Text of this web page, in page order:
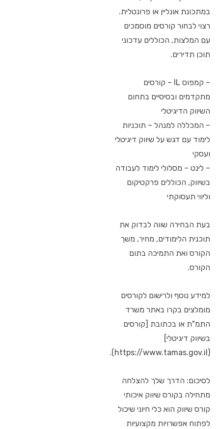
במתכונת אונליין או פרונטלית.
רצוי לבחור קורסים מוסמכים
עם המלצות, הכוללים עדכוני
תוכן תדירים.
– קמפוס IL – קורסים
מתקדמים ובסיסיים בתחום
השיווק הדיגיטלי
– המכללה למנהל – תוכניות
לימוד עם דגש על שיווק דיגיטלי
ועסקי
– לינט – מסלולי לימוד לעבודה
בשיווק, הכוללים פרקטיקום
וליווי תעסוקתי
בעת הבחירה שווה לבדוק את
תוכנית הלימודים, מחיר, משך
הקורס ואת התמיכה בתום
הקורס.
למידע נוסף ולרישום לקורסים
מומלצים בקרו באתר משרד
התמ"ת או בכתובת [קורסים
בשיווק דיגיטלי]
(https://www.tamas.gov.il).
לסיכום: הדרך שלך להצלחה
מתחילה בקורס שיווק איכותי
קורס שיווק הוא כלי חיוני שיכול
לפתוח אפשרויות מקצועיות